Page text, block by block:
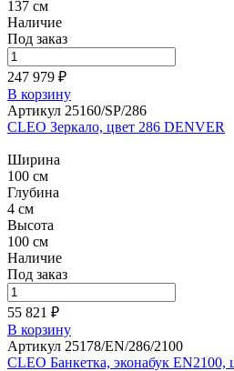
137 см
Наличие
Под заказ
247 979 ₽
В корзину
Артикул 25160/SP/286
CLEO Зеркало, цвет 286 DENVER
Ширина
100 см
Глубина
4 см
Высота
100 см
Наличие
Под заказ
55 821 ₽
В корзину
Артикул 25178/EN/286/2100
CLEO Банкетка, эконабук EN2100,